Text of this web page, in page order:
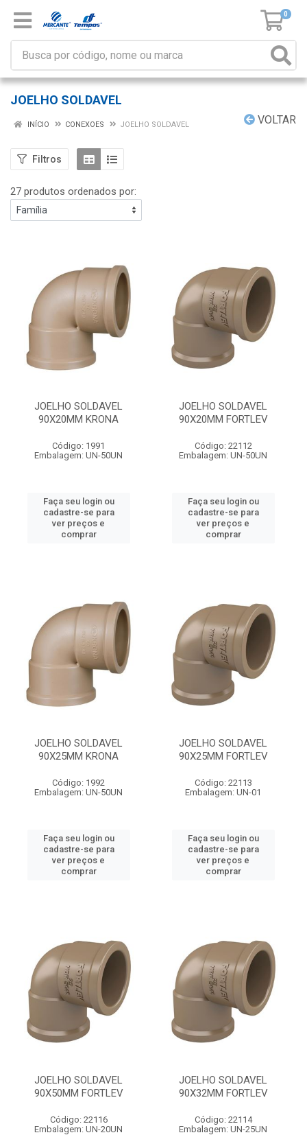
0
JOELHO SOLDAVEL
VOLTAR
INÍCIO CONEXOES JOELHO SOLDAVEL
Filtros
27 produtos ordenados por:
JOELHO SOLDAVEL
90X20MM KRONA
Código: 1991
Embalagem: UN-50UN
Faça seu login ou
cadastre-se para
ver preços e
comprar
JOELHO SOLDAVEL
90X20MM FORTLEV
Código: 22112
Embalagem: UN-50UN
Faça seu login ou
cadastre-se para
ver preços e
comprar
JOELHO SOLDAVEL
90X25MM KRONA
Código: 1992
Embalagem: UN-50UN
Faça seu login ou
cadastre-se para
ver preços e
comprar
JOELHO SOLDAVEL
90X25MM FORTLEV
Código: 22113
Embalagem: UN-01
Faça seu login ou
cadastre-se para
ver preços e
comprar
JOELHO SOLDAVEL
90X50MM FORTLEV
Código: 22116
Embalagem: UN-20UN
JOELHO SOLDAVEL
90X32MM FORTLEV
Código: 22114
Embalagem: UN-25UN